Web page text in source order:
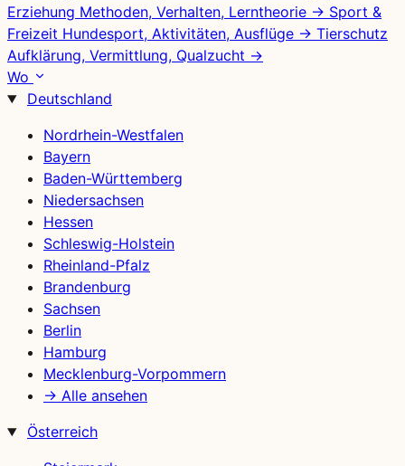
Erziehung Methoden, Verhalten, Lerntheorie → Sport &
Freizeit Hundesport, Aktivitäten, Ausflüge → Tierschutz
Aufklärung, Vermittlung, Qualzucht →
Wo
Deutschland
Nordrhein-Westfalen
Bayern
Baden-Württemberg
Niedersachsen
Hessen
Schleswig-Holstein
Rheinland-Pfalz
Brandenburg
Sachsen
Berlin
Hamburg
Mecklenburg-Vorpommern
→ Alle ansehen
Österreich